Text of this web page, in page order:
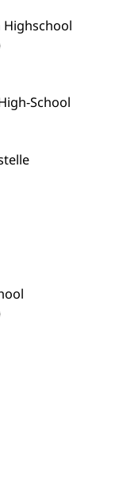
Highschool
School